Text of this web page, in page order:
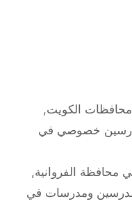
محافظات الكويت,
خصوصي في
الفروانية,
ومدرسات في